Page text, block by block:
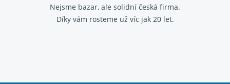
Nejsme bazar, ale solidní česká firma.
Díky vám rosteme už víc jak 20 let.